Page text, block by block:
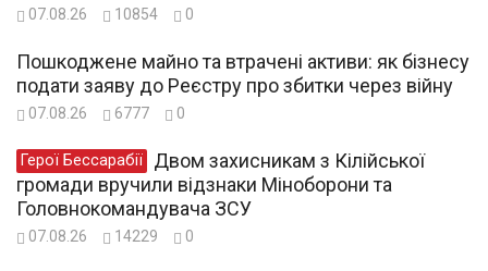
07.08.26 10854 0
Пошкоджене майно та втрачені активи: як бізнесу
подати заяву до Реєстру про збитки через війну
07.08.26 6777 0
Герої Бессарабії
громади вручили відзнаки Міноборони та
Головнокомандувача ЗСУ
07.08.26 14229 0